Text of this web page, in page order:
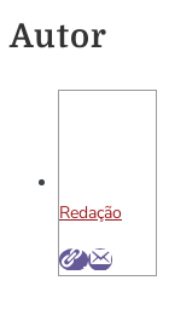
Autor
Redação